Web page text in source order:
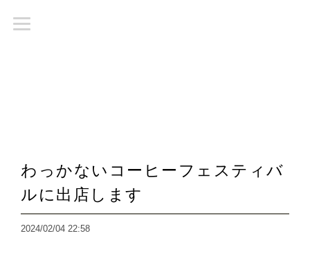
わっかないコーヒーフェスティバ
ルに出店します
2024/02/04 22:58